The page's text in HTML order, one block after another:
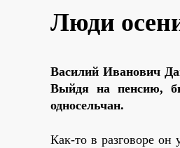
Люди
Василий Иванович
Выйдя на пенсию,
односельчан.
Как-то в разговоре